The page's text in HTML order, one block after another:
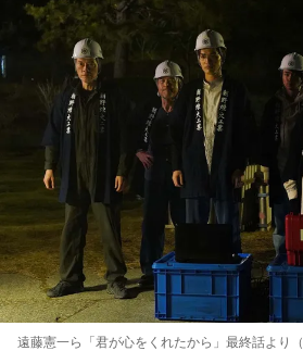
遠藤憲一ら「君が心をくれたから」最終話より